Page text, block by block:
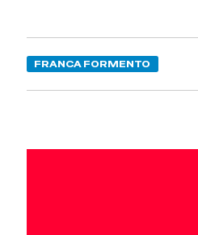
FRANCA FORMENTO